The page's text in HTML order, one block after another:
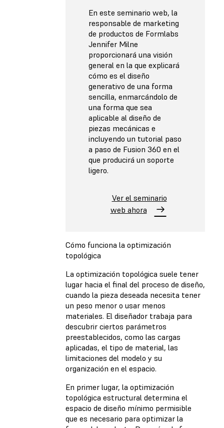
En este seminario web, la
responsable de marketing
de productos de Formlabs
Jennifer Milne
proporcionará una visión
general en la que explicará
cómo es el diseño
generativo de una forma
sencilla, enmarcándolo de
una forma que sea
aplicable al diseño de
piezas mecánicas e
incluyendo un tutorial paso
a paso de Fusion 360 en el
que producirá un soporte
ligero.
Ver el seminario
web ahora
Cómo funciona la optimización
topológica
La optimización topológica suele tener
lugar hacia el final del proceso de diseño,
cuando la pieza deseada necesita tener
un peso menor o usar menos
materiales. El diseñador trabaja para
descubrir ciertos parámetros
preestablecidos, como las cargas
aplicadas, el tipo de material, las
limitaciones del modelo y su
organización en el espacio.
En primer lugar, la optimización
topológica estructural determina el
espacio de diseño mínimo permisible
que es necesario para optimizar la